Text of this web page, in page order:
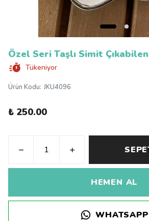
Özel Seri Taşlı Simit
Tükeniyor
Ürün Kodu: JKU4096
₺ 250.00
HEMEN AL
WHATSAPP